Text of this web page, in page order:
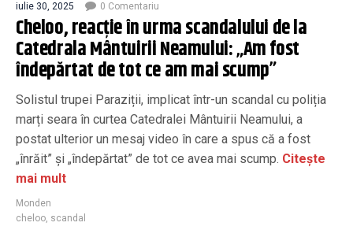
iulie 30, 2025 0 Comentariu
Cheloo, reacție în urma scandalului de la
Catedrala Mântuirii Neamului: „Am fost
îndepărtat de tot ce am mai scump”
Solistul trupei Paraziții, implicat într-un scandal cu poliția
marți seara în curtea Catedralei Mântuirii Neamului, a
postat ulterior un mesaj video în care a spus că a fost
„înrăit” și „îndepărtat” de tot ce avea mai scump. Citește
mai mult
Monden
cheloo, scandal